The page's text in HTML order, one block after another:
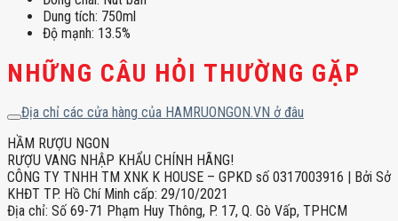
Dung tích: 750ml
Độ mạnh: 13.5%
NHỮNG CÂU HỎI THƯỜNG GẶP
Địa chỉ các cửa hàng của HAMRUONGON.VN ở đâu
HẦM RƯỢU NGON
RƯỢU VANG NHẬP KHẨU CHÍNH HÃNG!
CÔNG TY TNHH TM XNK K HOUSE – GPKD số 0317003916 | Bởi Sở
KHĐT TP. Hồ Chí Minh cấp: 29/10/2021
Địa chỉ: Số 69-71 Phạm Huy Thông, P. 17, Q. Gò Vấp, TPHCM